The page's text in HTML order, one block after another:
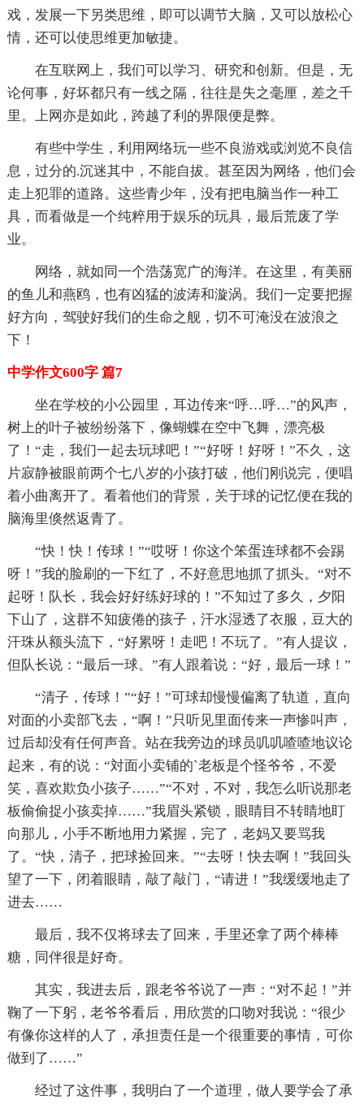
戏，发展一下另类思维，即可以调节大脑，又可以放松心
情，还可以使思维更加敏捷。
在互联网上，我们可以学习、研究和创新。但是，无
论何事，好坏都只有一线之隔，往往是失之毫厘，差之千
里。上网亦是如此，跨越了利的界限便是弊。
有些中学生，利用网络玩一些不良游戏或浏览不良信
息，过分的.沉迷其中，不能自拔。甚至因为网络，他们会
走上犯罪的道路。这些青少年，没有把电脑当作一种工
具，而看做是一个纯粹用于娱乐的玩具，最后荒废了学
业。
网络，就如同一个浩荡宽广的海洋。在这里，有美丽
的鱼儿和燕鸥，也有凶猛的波涛和漩涡。我们一定要把握
好方向，驾驶好我们的生命之舰，切不可淹没在波浪之
下！
中学作文600字 篇7
坐在学校的小公园里，耳边传来“呼…呼…”的风声，
树上的叶子被纷纷落下，像蝴蝶在空中飞舞，漂亮极
了！“走，我们一起去玩球吧！”“好呀！好呀！”不久，这
片寂静被眼前两个七八岁的小孩打破，他们刚说完，便唱
着小曲离开了。看着他们的背景，关于球的记忆便在我的
脑海里倏然返青了。
“快！快！传球！”“哎呀！你这个笨蛋连球都不会踢
呀！”我的脸刷的一下红了，不好意思地抓了抓头。“对不
起呀！队长，我会好好练好球的！”不知过了多久，夕阳
下山了，这群不知疲倦的孩子，汗水湿透了衣服，豆大的
汗珠从额头流下，“好累呀！走吧！不玩了。”有人提议，
但队长说：“最后一球。”有人跟着说：“好，最后一球！”
“清子，传球！”“好！”可球却慢慢偏离了轨道，直向
对面的小卖部飞去，“啊！”只听见里面传来一声惨叫声，
过后却没有任何声音。站在我旁边的球员叽叽喳喳地议论
起来，有的说：“対面小卖铺的`老板是个怪爷爷，不爱
笑，喜欢欺负小孩子……”“不对，不对，我怎么听说那老
板偷偷捉小孩卖掉……”我眉头紧锁，眼睛目不转睛地盯
向那儿，小手不断地用力紧握，完了，老妈又要骂我
了。“快，清子，把球捡回来。”“去呀！快去啊！”我回头
望了一下，闭着眼睛，敲了敲门，“请进！”我缓缓地走了
进去……
最后，我不仅将球去了回来，手里还拿了两个棒棒
糖，同伴很是好奇。
其实，我进去后，跟老爷爷说了一声：“对不起！”并
鞠了一下躬，老爷爷看后，用欣赏的口吻对我说：“很少
有像你这样的人了，承担责任是一个很重要的事情，可你
做到了……”
经过了这件事，我明白了一个道理，做人要学会了承